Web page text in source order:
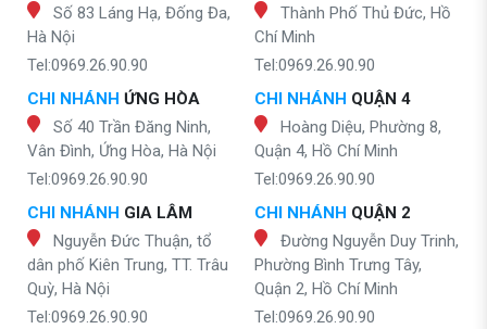
Số 83 Láng Hạ, Đống Đa,
Hà Nội
Tel:0969.26.90.90
CHI NHÁNH ỨNG HÒA
Số 40 Trần Đăng Ninh,
Vân Đình, Ứng Hòa, Hà Nội
Tel:0969.26.90.90
CHI NHÁNH GIA LÂM
Nguyễn Đức Thuận, tổ
dân phố Kiên Trung, TT. Trâu
Quỳ, Hà Nội
Tel:0969.26.90.90
Thành Phố Thủ Đức, Hồ
Chí Minh
Tel:0969.26.90.90
CHI NHÁNH QUẬN 4
Hoàng Diệu, Phường 8,
Quận 4, Hồ Chí Minh
Tel:0969.26.90.90
CHI NHÁNH QUẬN 2
Đường Nguyễn Duy Trinh,
Phường Bình Trưng Tây,
Quận 2, Hồ Chí Minh
Tel:0969.26.90.90